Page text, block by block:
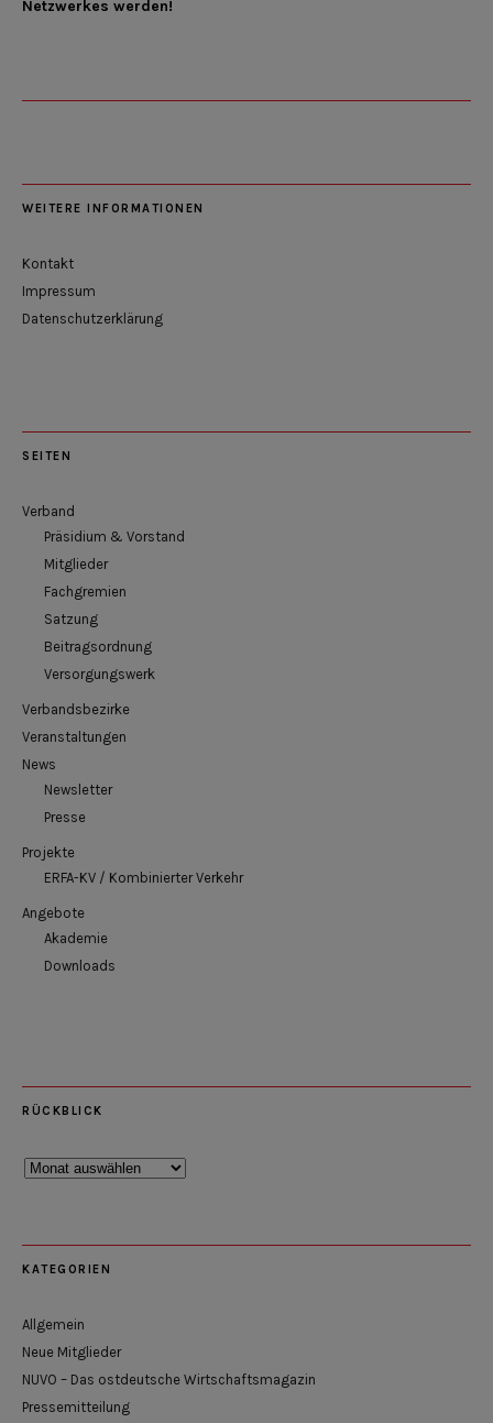
Netzwerkes werden!
WEITERE INFORMATIONEN
Kontakt
Impressum
Datenschutzerklärung
SEITEN
Verband
Präsidium & Vorstand
Mitglieder
Fachgremien
Satzung
Beitragsordnung
Versorgungswerk
Verbandsbezirke
Veranstaltungen
News
Newsletter
Presse
Projekte
ERFA-KV / Kombinierter Verkehr
Angebote
Akademie
Downloads
RÜCKBLICK
Rückblick
KATEGORIEN
Allgemein
Neue Mitglieder
NUVO – Das ostdeutsche Wirtschaftsmagazin
Pressemitteilung